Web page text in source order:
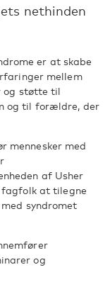
nethinden
er at skabe
mellem
og støtte til
og til forældre, der
mennesker med
af Usher
at tilegne
syndromet
og